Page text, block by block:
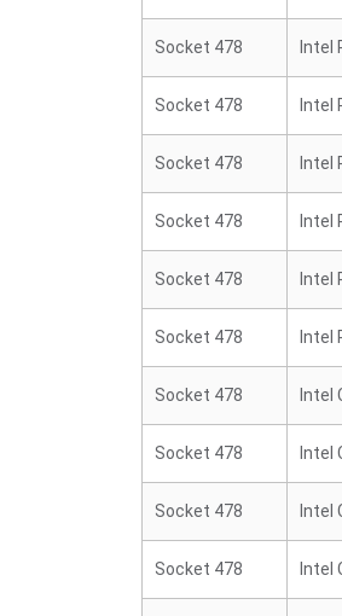
Socket 478 Intel
Socket 478 Intel
Socket 478 Intel
Socket 478 Intel
Socket 478 Intel
Socket 478 Intel
Socket 478 Intel
Socket 478 Intel
Socket 478 Intel
Socket 478 Intel